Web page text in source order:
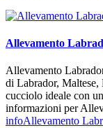
Allevamento
Allevamento
di Labrador,
cucciolo ideale con
informazioni per
infoAllevamento